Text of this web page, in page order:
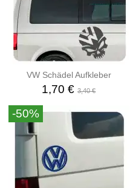
VW Schädel Aufkleber
1,70 €3,40 €
-50%